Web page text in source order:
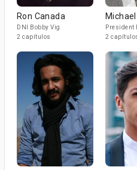
Ron Canada
DNI Bobby Vig
2 capítulos
President
2